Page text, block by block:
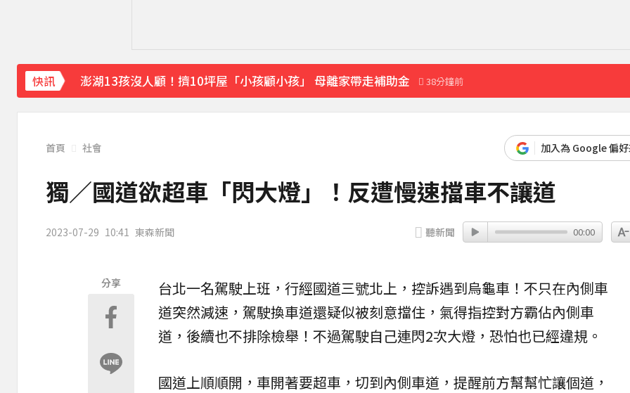
快訊
白海豚逼近！9縣市風雨達停班課標準「1縣市宣布了」 52分鐘前
下載東森App，隨時掌握天下大小事！
台指期夜盤狂飆736點 專家揭反彈契機上看48000點
10分鐘前
首頁 社會 加入為 Google 偏
獨／國道欲超車「閃大燈」！反遭慢速擋車不讓道
2023-07-29 10:41 東森新聞 聽新聞 00:00
分享 台北一名駕駛上班，行經國道三號北上，控訴遇到烏龜車！不只在內側車
道突然減速，駕駛換車道還疑似被刻意擋住，氣得指控對方霸佔內側車
道，後續也不排除檢舉！不過駕駛自己連閃2次大燈 ，恐怕也已經違規。
國道上順順開，車開著要超車，切到內側車道，提醒前方幫幫忙讓個道，